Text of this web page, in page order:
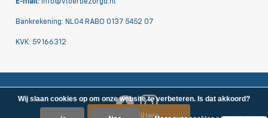
Filters
Bankrekening: NL04 RABO 0137 5452 07
KVK: 59166312
Wij slaan cookies op om onze website te verbeteren. Is dat akkoord?